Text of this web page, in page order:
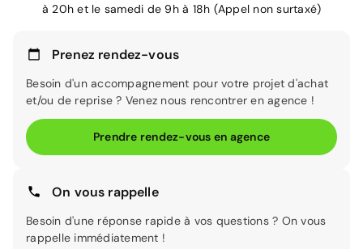
à 20h et le samedi de 9h à 18h (Appel non surtaxé)
Prenez rendez-vous
Besoin d'un accompagnement pour votre projet d'achat
et/ou de reprise ? Venez nous rencontrer en agence !
Prendre rendez-vous en agence
On vous rappelle
Besoin d'une réponse rapide à vos questions ? On vous
rappelle immédiatement !